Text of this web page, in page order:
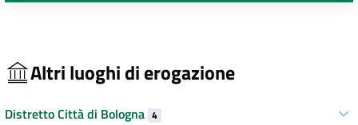
Altri luoghi di erogazione
Distretto Città di Bologna 4